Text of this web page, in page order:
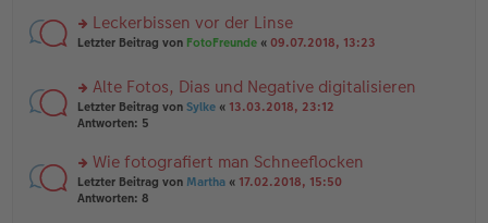
ei
tr
es
e
n
B
ei
tr
a
n
g
es
e
n
er
ei
tr
a
rs
u
n
g
es
e
n
er
Leckerbissen vor der Linse
Letzter Beitrag von FotoFreunde « 09.07.2018, 13:23
rs
te
n
g
el
Alte Fotos, Dias und Negative digitalisieren
Letzter Beitrag von Sylke « 13.03.2018, 23:12
Antworten: 5
rs
te
Wie fotografiert man Schneeflocken
Letzter Beitrag von Martha « 17.02.2018, 15:50
Antworten: 8